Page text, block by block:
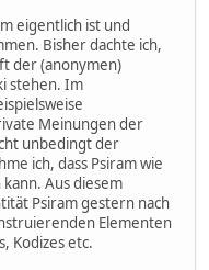
eigentlich ist und
Bisher dachte ich,
der (anonymen)
stehen. Im
Meinungen der
unbedingt der
ich, dass Psiram wie
Aus diesem
Psiram gestern nach
Elementen
Kodizes etc.